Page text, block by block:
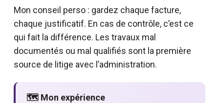
Mon conseil perso : gardez chaque facture,
chaque justificatif. En cas de contrôle, c’est ce
qui fait la différence. Les travaux mal
documentés ou mal qualifiés sont la première
source de litige avec l’administration.
🗺️ Mon expérience